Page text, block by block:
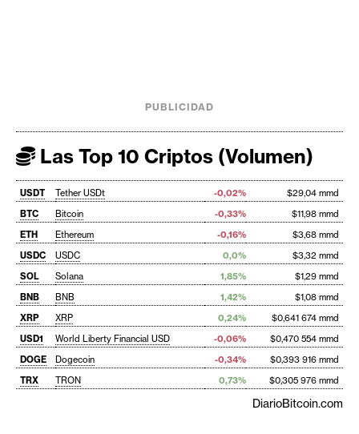
PUBLICIDAD
Las Top 10 Criptos (Volumen)
USDT Tether USDt -0,02%
$29,04 mmd
BTC
Bitcoin -0,33%
$11,98 mmd
ETH
Ethereum -0,16%
$3,68 mmd
USDC
USDC 0,0%
$3,32 mmd
SOL
Solana 1,85%
$1,29 mmd
BNB
BNB 1,42%
$1,08 mmd
XRP
XRP 0,24%
$0,641 674 mmd
USD1
World Liberty Financial USD -0,06%
$0,470 554 mmd
DOGE
Dogecoin -0,34%
$0,393 916 mmd
TRX
TRON 0,73% $0,305 976 mmd
DiarioBitcoin.com